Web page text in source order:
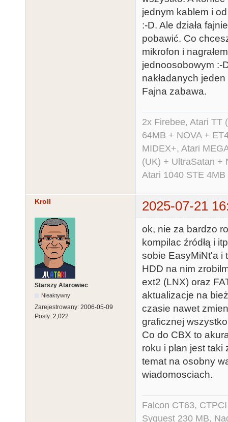
jednym kablem i
:-D. Ale działa
pobawić. Co
mikrofon i
jednoosobowym :-
nakładanych
Fajna zabawa.
2x Firebee, Atari TT
64MB + NOVA +
MIDEX+, Atari
(UK) + UltraSatan +
Atari 1040 STE
Kroll 2025-07-21
Starszy Atarowiec
Nieaktywny
Zarejestrowany: 2006-05-09
Posty: 2,022
ok, nie za bardzo
kompilac źródłą i
sobie EasyMiNt'a i
HDD na nim
ext2 (LNX) oraz
aktualizacje na
czasie nawet
graficznej
Co do CBX to
roku i plan jest taki
temat na osobny
wiadomosciach.
Falcon CT63,
Syquest 230 MB,